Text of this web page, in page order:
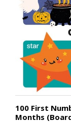
100 First
Months